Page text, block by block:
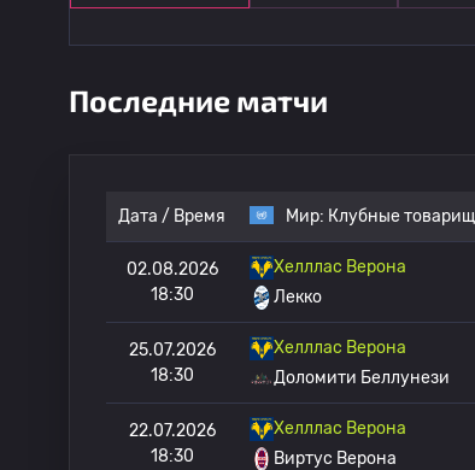
Последние матчи
Дата / Время Мир: Клубные
02.08.2026
18:30
Хелллас Верона
Лекко
25.07.2026
18:30
Хелллас Верона
Доломити Беллунези
22.07.2026
18:30
Хелллас Верона
Виртус Верона